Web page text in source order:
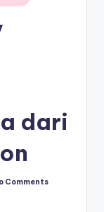
dari
Comments